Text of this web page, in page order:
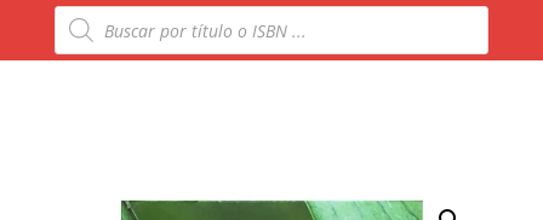
Búsqueda
de
productos